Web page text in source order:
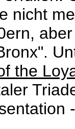
nicht
the